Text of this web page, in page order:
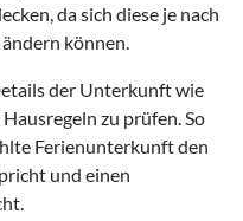
da sich diese je nach
können.
der Unterkunft wie
zu prüfen. So
Ferienunterkunft den
und einen